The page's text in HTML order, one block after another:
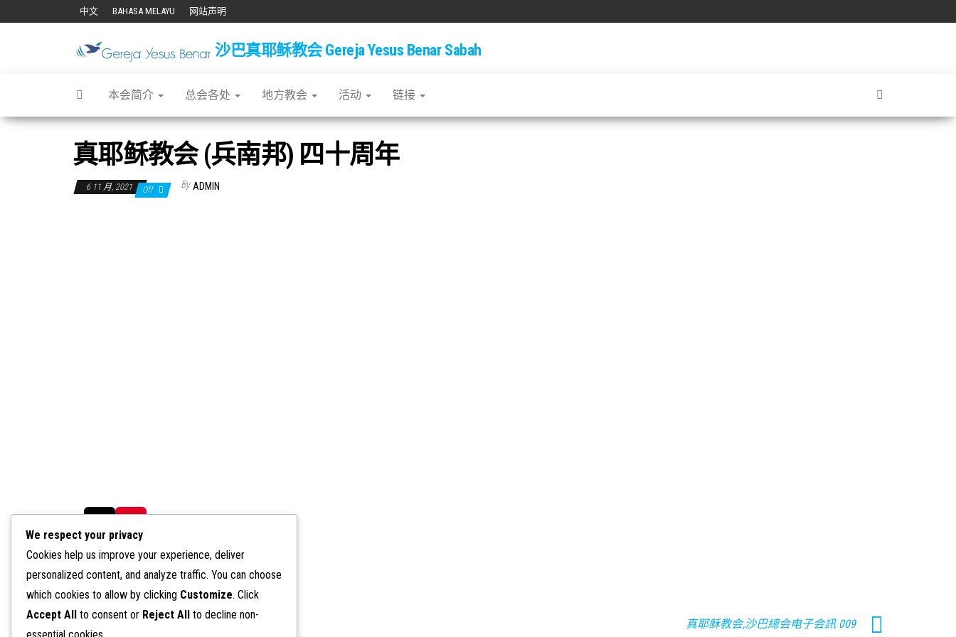
中文 BAHASA MELAYU 网站声明
沙巴真耶稣教会 Gereja Yesus Benar Sabah
本会简介 总会各处 地方教会 活动 链接
真耶稣教会 (兵南邦) 四十周年
6 11 月, 2021 Off By ADMIN
Category 西区活动
2022 沙巴总会 神学院招生讯息发布 真耶稣教会,沙巴總会电子会訊 009
We respect your privacy
Cookies help us improve your experience, deliver
personalized content, and analyze traffic. You can choose
which cookies to allow by clicking Customize. Click
Accept All to consent or Reject All to decline non-